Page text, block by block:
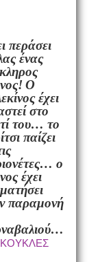
περάσει
ένας
Ο
έχει
στο
του… το
παίζει
ο
έχει
παραμονή
ΚΟΥΚΛΕΣ